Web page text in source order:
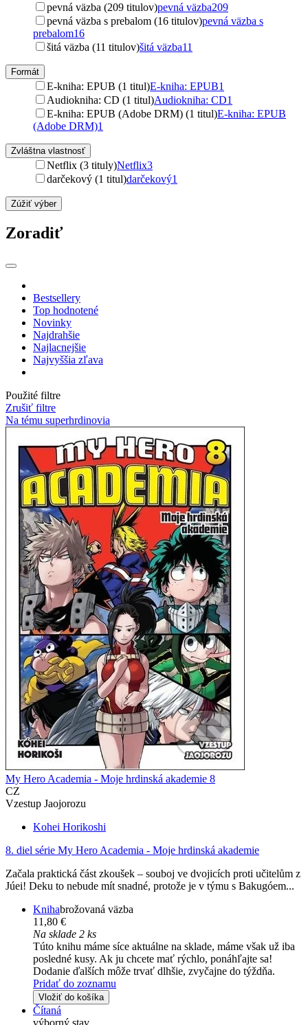
pevná väzba (209 titulov)pevná väzba209
pevná väzba s prebalom (16 titulov)pevná väzba s
prebalom16
šitá väzba (11 titulov)šitá väzba11
Formát
E-kniha: EPUB (1 titul)E-kniha: EPUB1
Audiokniha: CD (1 titul)Audiokniha: CD1
E-kniha: EPUB (Adobe DRM) (1 titul)E-kniha: EPUB
(Adobe DRM)1
Zvláštna vlastnosť
Netflix (3 tituly)Netflix3
darčekový (1 titul)darčekový1
Zúžiť výber
Zoradiť
Bestsellery
Top hodnotené
Novinky
Najdrahšie
Najlacnejšie
Najvyššia zľava
Použité filtre
Zrušiť filtre
Na tému superhrdinovia
My Hero Academia - Moje hrdinská akademie 8
CZ
Vzestup Jaojorozu
Kohei Horikoshi
8. diel série My Hero Academia - Moje hrdinská akademie
Začala praktická část zkoušek – souboj ve dvojicích proti učitelům z
Júei! Deku to nebude mít snadné, protože je v týmu s Bakugóem...
Knihabrožovaná väzba
11,80 €
Na sklade 2 ks
Túto knihu máme síce aktuálne na sklade, máme však už iba
posledné kusy. Ak ju chcete mať rýchlo, ponáhľajte sa!
Dodanie ďalších môže trvať dlhšie, zvyčajne do týždňa.
Pridať do zoznamu
Vložiť do košíka
Čítaná